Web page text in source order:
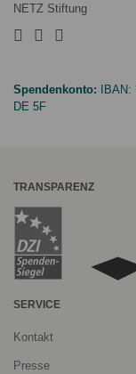
NETZ Stiftung
Spendenkonto: IBAN:
DE 5F
TRANSPARENZ
SERVICE
Kontakt
Presse